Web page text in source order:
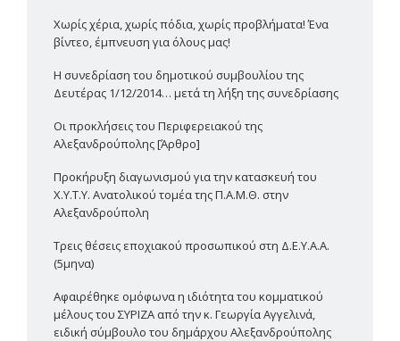
Χωρίς χέρια, χωρίς πόδια, χωρίς προβλήματα! Ένα
βίντεο, έμπνευση για όλους μας!
Η συνεδρίαση του δημοτικού συμβουλίου της
Δευτέρας 1/12/2014… μετά τη λήξη της συνεδρίασης
Οι προκλήσεις του Περιφερειακού της
Αλεξανδρούπολης [Άρθρο]
Προκήρυξη διαγωνισμού για την κατασκευή του
Χ.Υ.Τ.Υ. Ανατολικού τομέα της Π.Α.Μ.Θ. στην
Αλεξανδρούπολη
Τρεις θέσεις εποχιακού προσωπικού στη Δ.Ε.Υ.Α.Α.
(5μηνα)
Αφαιρέθηκε ομόφωνα η ιδιότητα του κομματικού
μέλους του ΣΥΡΙΖΑ από την κ. Γεωργία Αγγελινά,
ειδική σύμβουλο του δημάρχου Αλεξανδρούπολης